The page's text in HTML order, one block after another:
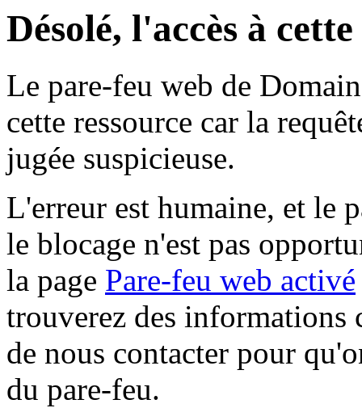
Désolé, l'accès à
Le pare-feu web de
cette ressource car la
jugée suspicieuse.
L'erreur est humaine, et le
le blocage n'est pas
la page Pare-feu web activé
trouverez des informations
de nous contacter pour
du pare-feu.